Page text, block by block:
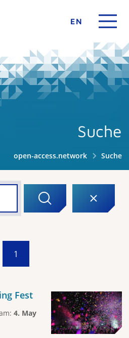
EN
Suche
open-access.network Suche
1
Fest
4. May